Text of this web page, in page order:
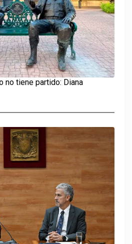
no tiene partido: Diana